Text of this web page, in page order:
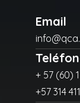
Email
+ 57 (60)
+57 314